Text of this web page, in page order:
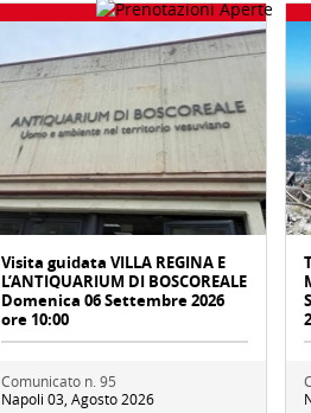
Visita guidata VILLA REGINA E
L’ANTIQUARIUM DI BOSCOREALE
Domenica 06 Settembre 2026
ore 10:00
Comunicato n. 95
Napoli 03, Agosto 2026